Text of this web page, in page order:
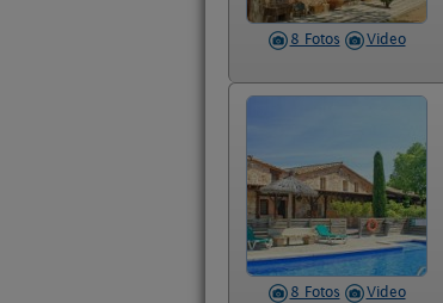
8 Fotos Video
8 Fotos Video